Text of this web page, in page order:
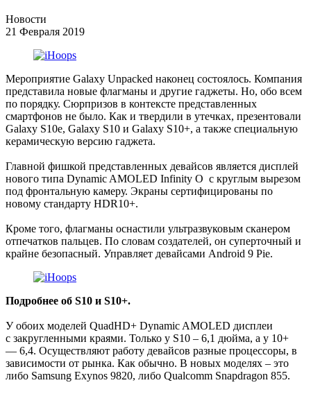
Новости
21 Февраля 2019
Мероприятие Galaxy Unpacked наконец состоялось. Компания
представила новые флагманы и другие гаджеты. Но, обо всем
по порядку. Сюрпризов в контексте представленных
смартфонов не было. Как и твердили в утечках, презентовали
Galaxy S10e, Galaxy S10 и Galaxy S10+, а также специальную
керамическую версию гаджета.
Главной фишкой представленных девайсов является дисплей
нового типа Dynamic AMOLED Infinity O с круглым вырезом
под фронтальную камеру. Экраны сертифицированы по
новому стандарту HDR10+.
Кроме того, флагманы оснастили ультразвуковым сканером
отпечатков пальцев. По словам создателей, он суперточный и
крайне безопасный. Управляет девайсами Android 9 Pie.
Подробнее об S10 и S10+.
У обоих моделей QuadHD+ Dynamic AMOLED дисплеи
с закругленными краями. Только у S10 – 6,1 дюйма, а у 10+
— 6,4. Осуществляют работу девайсов разные процессоры, в
зависимости от рынка. Как обычно. В новых моделях – это
либо Samsung Exynos 9820, либо Qualcomm Snapdragon 855.